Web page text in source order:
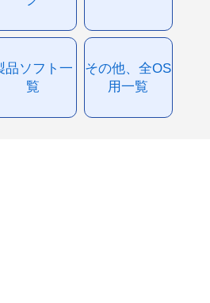
品ソフト一
覧
その他、全OS
用一覧